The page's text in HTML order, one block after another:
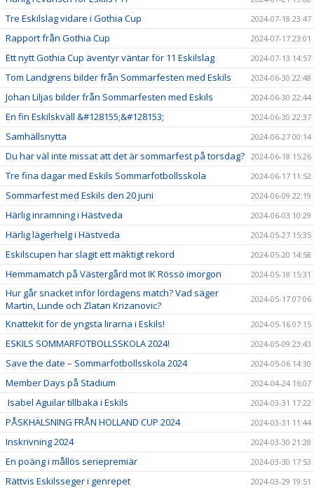
Tre Eskilslag vidare i Gothia Cup 2024-07-18 23:47
Rapport från Gothia Cup 2024-07-17 23:01
Ett nytt Gothia Cup äventyr väntar för 11 Eskilslag 2024-07-13 14:57
Tom Landgrens bilder från Sommarfesten med Eskils 2024-06-30 22:48
Johan Liljas bilder från Sommarfesten med Eskils 2024-06-30 22:44
En fin Eskilskväll &#128155;&#128153; 2024-06-30 22:37
Samhällsnytta 2024-06-27 00:14
Du har väl inte missat att det är sommarfest på torsdag? 2024-06-18 15:26
Tre fina dagar med Eskils Sommarfotbollsskola 2024-06-17 11:52
Sommarfest med Eskils den 20 juni 2024-06-09 22:19
Härlig inramning i Hästveda 2024-06-03 10:29
Härlig lägerhelg i Hästveda 2024-05-27 15:35
Eskilscupen har slagit ett mäktigt rekord 2024-05-20 14:58
Hemmamatch på Västergård mot IK Rössö imorgon 2024-05-18 15:31
Hur går snacket inför lördagens match? Vad säger
Martin, Lunde och Zlatan Krizanovic?
2024-05-17 07:06
Knattekit för de yngsta lirarna i Eskils! 2024-05-16 07:15
ESKILS SOMMARFOTBOLLSSKOLA 2024! 2024-05-09 23:43
Save the date – Sommarfotbollsskola 2024 2024-05-06 14:30
Member Days på Stadium 2024-04-24 16:07
Isabel Aguilar tillbaka i Eskils 2024-03-31 17:22
PÅSKHÄLSNING FRÅN HOLLAND CUP 2024 2024-03-31 11:44
Inskrivning 2024 2024-03-30 21:28
En poäng i mållös seriepremiär 2024-03-30 17:53
Rättvis Eskilsseger i genrepet 2024-03-29 19:51